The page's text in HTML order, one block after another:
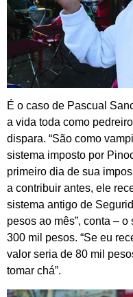
É o caso de Pascual
a vida toda como
dispara. “São como
sistema imposto por
primeiro dia de sua
a contribuir antes, ele
sistema antigo de
pesos ao mês”, conta –
300 mil pesos. “Se eu
valor seria de 80 mil
tomar chá”.